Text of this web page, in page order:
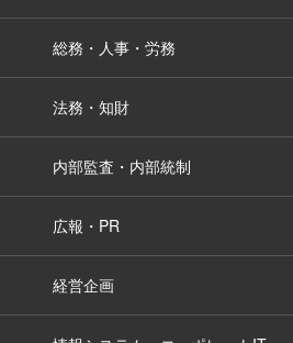
総務・人事・労務
法務・知財
内部監査・内部統制
広報・PR
経営企画